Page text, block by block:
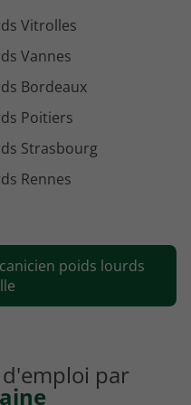
Vitrolles
Vannes
Bordeaux
Poitiers
Strasbourg
Rennes
Tours
Besançon
Dijon poids lourds
par